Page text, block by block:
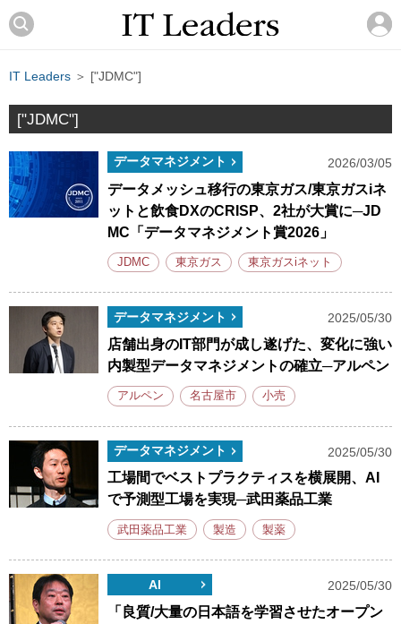
IT Leaders ＞ ["JDMC"]
["JDMC"]
データマネジメント 2026/03/05
データメッシュ移行の東京ガス/東京ガスiネ
ットと飲食DXのCRISP、2社が大賞に─JD
MC「データマネジメント賞2026」
JDMC 東京ガス 東京ガスiネット
データマネジメント 2025/05/30
店舗出身のIT部門が成し遂げた、変化に強い
内製型データマネジメントの確立─アルペン
アルペン 名古屋市 小売
データマネジメント 2025/05/30
工場間でベストプラクティスを横展開、AI
で予測型工場を実現─武田薬品工業
武田薬品工業 製造 製薬
AI 2025/05/30
「良質/大量の日本語を学習させたオープン